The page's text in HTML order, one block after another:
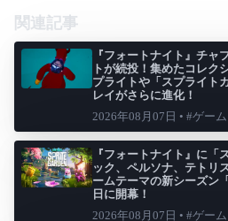
関連記事
『フォートナイト』チャ
トが続投！集めたコレク
プライトや「スプライト
レイがさらに進化！
2026年08月07日 • #ゲー
『フォートナイト』に「
ック、ペルソナ、テトリ
ームテーマの新シーズン
日に開幕！
2026年08月07日 • #ゲー